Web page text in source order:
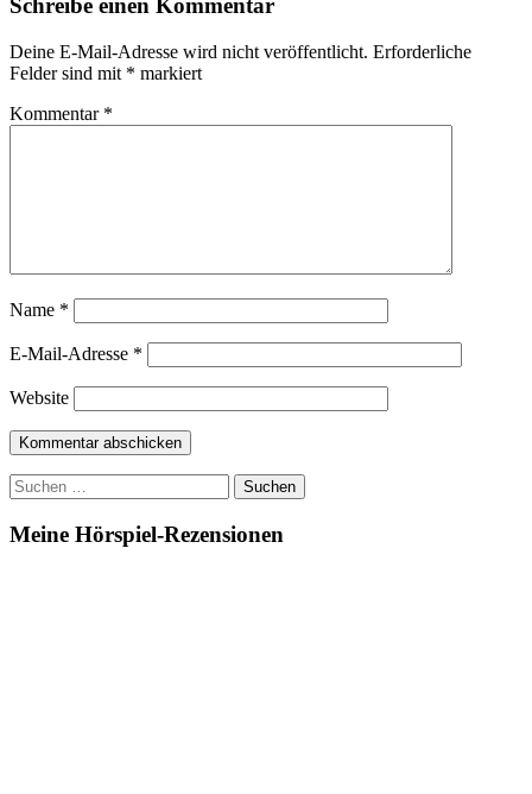
Schreibe einen Kommentar
Deine E-Mail-Adresse wird nicht veröffentlicht. Erforderliche
Felder sind mit * markiert
Kommentar *
Name *
E-Mail-Adresse *
Website
Suchen
nach:
Meine Hörspiel-Rezensionen